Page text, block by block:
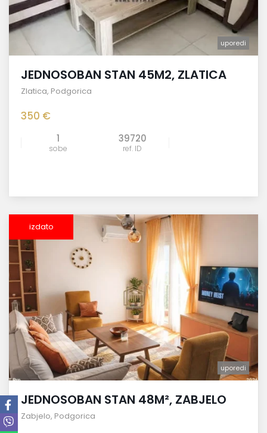
uporedi
JEDNOSOBAN STAN 45M2, ZLATICA
Zlatica, Podgorica
350 €
1
sobe
39720
ref. ID
izdato
uporedi
JEDNOSOBAN STAN 48M², ZABJELO
Zabjelo, Podgorica